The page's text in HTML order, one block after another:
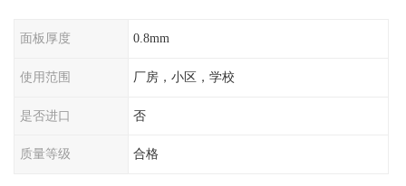
面板厚度 0.8mm
使用范围 厂房，小区，学校
是否进口 否
质量等级 合格